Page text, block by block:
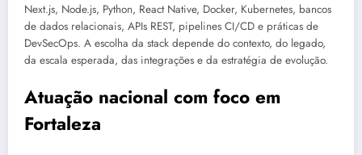
Next.js, Node.js, Python, React Native, Docker, Kubernetes, bancos
de dados relacionais, APIs REST, pipelines CI/CD e práticas de
DevSecOps. A escolha da stack depende do contexto, do legado,
da escala esperada, das integrações e da estratégia de evolução.
Atuação nacional com foco em
Fortaleza